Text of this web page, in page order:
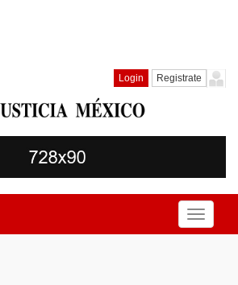
Login Registrate
Toggle